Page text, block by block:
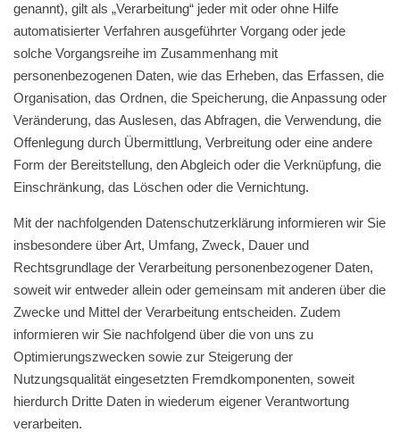
genannt), gilt als „Verarbeitung“ jeder mit oder ohne Hilfe
automatisierter Verfahren ausgeführter Vorgang oder jede
solche Vorgangsreihe im Zusammenhang mit
personenbezogenen Daten, wie das Erheben, das Erfassen, die
Organisation, das Ordnen, die Speicherung, die Anpassung oder
Veränderung, das Auslesen, das Abfragen, die Verwendung, die
Offenlegung durch Übermittlung, Verbreitung oder eine andere
Form der Bereitstellung, den Abgleich oder die Verknüpfung, die
Einschränkung, das Löschen oder die Vernichtung.
Mit der nachfolgenden Datenschutzerklärung informieren wir Sie
insbesondere über Art, Umfang, Zweck, Dauer und
Rechtsgrundlage der Verarbeitung personenbezogener Daten,
soweit wir entweder allein oder gemeinsam mit anderen über die
Zwecke und Mittel der Verarbeitung entscheiden. Zudem
informieren wir Sie nachfolgend über die von uns zu
Optimierungszwecken sowie zur Steigerung der
Nutzungsqualität eingesetzten Fremdkomponenten, soweit
hierdurch Dritte Daten in wiederum eigener Verantwortung
verarbeiten.